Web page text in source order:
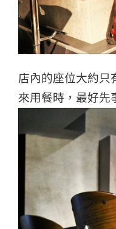
店內的座位大約只
來用餐時，最好先